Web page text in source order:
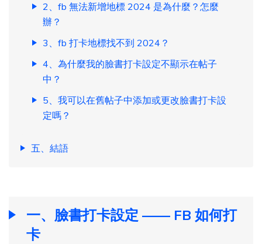
2、fb 無法新增地標 2024 是為什麼？怎麼
辦？
3、fb 打卡地標找不到 2024？
4、為什麼我的臉書打卡設定不顯示在帖子
中？
5、我可以在舊帖子中添加或更改臉書打卡設
定嗎？
五、結語
一、臉書打卡設定 —— FB 如何打
卡